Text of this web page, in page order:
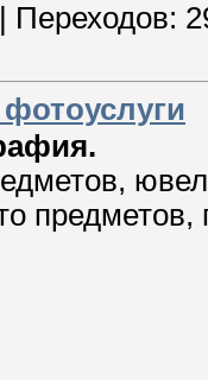
Переходов:
предметов,